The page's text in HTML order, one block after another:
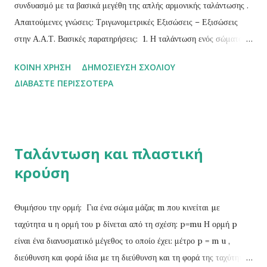
συνδυασμό με τα βασικά μεγέθη της απλής αρμονικής ταλάντωσης .
Απαιτούμενες γνώσεις: Τριγωνομετρικές Εξισώσεις – Εξισώσεις
στην Α.Α.Τ. Βασικές παρατηρήσεις: 1. Η ταλάντωση ενός σώματος
χρονική στιγμή t=0 το σώμα διέρχεται από τη θέση ισορροπίας του
έχοντας θετική ταχύτητα. Σε οποιαδήποτε άλλη κατάσταση η
0≤φο<2π rad. 3. Για να προσδιορίσουμε την αρχική φάση πρέπει να
γνωρίζουμε σε κάποια χρονική στιγμή (συνήθως τη στιγμή t=0) την
τιμές τουλάχιστον δύο μεγεθών: ταχύτητα, θέση, επιτάχυνση). Απλές
ασκήσεις εφαρμογής των παραπάνω. 1. Στις παρακάτω περιπτώσεις
να βρεθεί η αρχική φάση της ταλάν...
ΚΟΙΝΉ ΧΡΉΣΗ
ΔΗΜΟΣΊΕΥΣΗ ΣΧΟΛΊΟΥ
ΔΙΑΒΆΣΤΕ ΠΕΡΙΣΣΌΤΕΡΑ
Ταλάντωση και πλαστική
κρούση
Θυμήσου την ορμή: Για ένα σώμα μάζας m που κινείται µε
ταχύτητα u η ορμή του p δίνεται από τη σχέση: p=mu Η ορμή p
είναι ένα διανυσματικό μέγεθος το ο­ποίο έχει: μέτρο p = m u ,
διεύθυνση και φορά ίδια µε τη διεύθυνση και τη φορά της ταχύτητας